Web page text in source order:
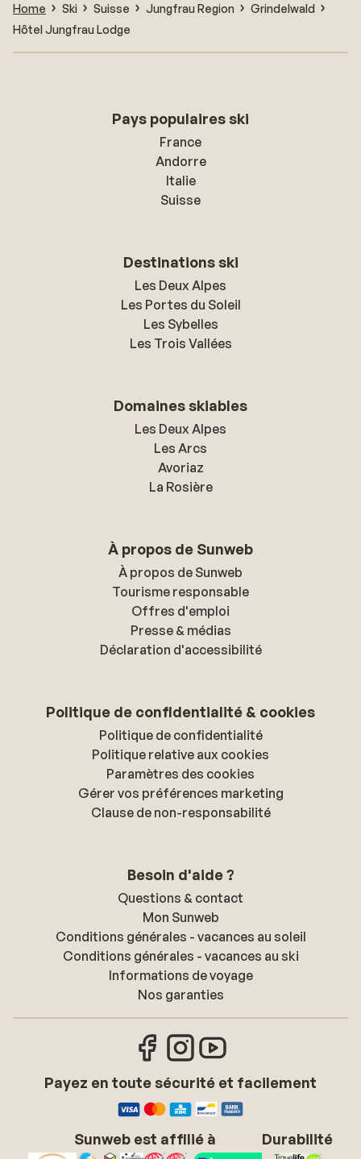
Home Ski Suisse Jungfrau Region
Grindelwald
Hôtel Jungfrau Lodge
Pays populaires ski
France
Andorre
Italie
Suisse
Destinations ski
Les Deux Alpes
Les Portes du Soleil
Les Sybelles
Les Trois Vallées
Domaines skiables
Les Deux Alpes
Les Arcs
Avoriaz
La Rosière
À propos de Sunweb
À propos de Sunweb
Tourisme responsable
Offres d'emploi
Presse & médias
Déclaration d'accessibilité
Politique de confidentialité & cookies
Politique de confidentialité
Politique relative aux cookies
Paramètres des cookies
Gérer vos préférences marketing
Clause de non-responsabilité
Besoin d'aide ?
Questions & contact
Mon Sunweb
Conditions générales - vacances au soleil
Conditions générales - vacances au ski
Informations de voyage
Nos garanties
Payez en toute sécurité et facilement
Sunweb est affilié à Durabilité